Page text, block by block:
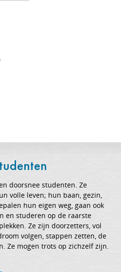
doorsnee studenten. Ze
volle leven; hun baan, gezin,
hun eigen weg, gaan ook
en studeren op de raarste
Ze zijn doorzetters, vol
volgen, stappen zetten, de
Ze mogen trots op zichzelf zijn.